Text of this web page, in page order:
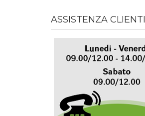
ASSISTENZA CLIENTI